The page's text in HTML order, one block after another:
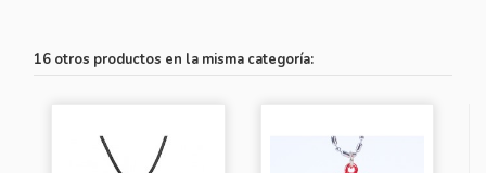
16 otros productos en la misma categoría: